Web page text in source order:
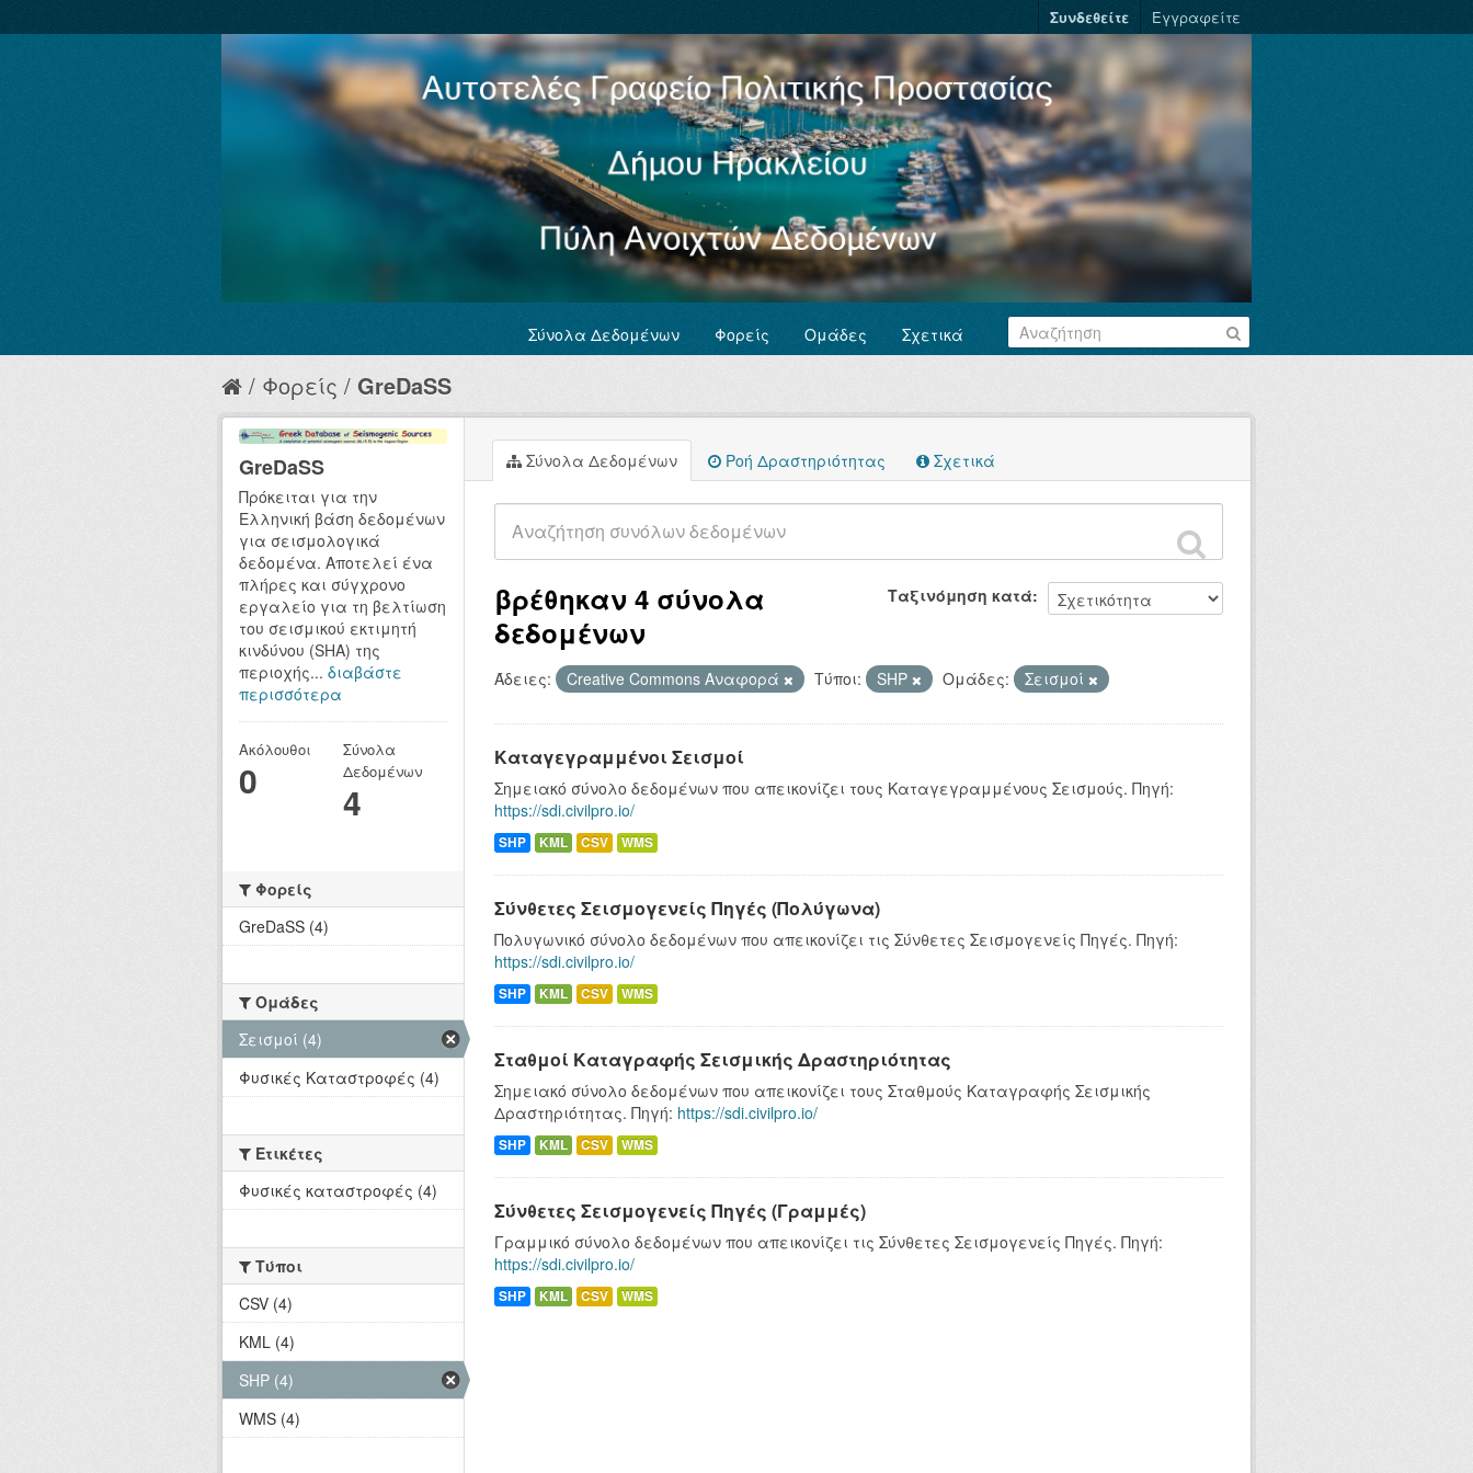
Συνδεθείτε Εγγραφείτε
Σύνολα Δεδομένων Φορείς Ομάδες Σχετικά
Φορείς GreDaSS
Σύνολα Δεδομένων Ροή Δραστηριότητας Σχετικά
Ταξινόμηση κατά
βρέθηκαν 4 σύνολα
δεδομένων
Άδειες: Creative Commons Αναφορά Τύποι: SHP Ομάδες: Σεισμοί
Καταγεγραμμένοι Σεισμοί
Σημειακό σύνολο δεδομένων που απεικονίζει τους Καταγεγραμμένους Σεισμούς. Πηγή:
https://sdi.civilpro.io/
SHP KML CSV WMS
Σύνθετες Σεισμογενείς Πηγές (Πολύγωνα)
Πολυγωνικό σύνολο δεδομένων που απεικονίζει τις Σύνθετες Σεισμογενείς Πηγές. Πηγή:
https://sdi.civilpro.io/
SHP KML CSV WMS
Σταθμοί Καταγραφής Σεισμικής Δραστηριότητας
Σημειακό σύνολο δεδομένων που απεικονίζει τους Σταθμούς Καταγραφής Σεισμικής
Δραστηριότητας. Πηγή: https://sdi.civilpro.io/
SHP KML CSV WMS
Σύνθετες Σεισμογενείς Πηγές (Γραμμές)
Γραμμικό σύνολο δεδομένων που απεικονίζει τις Σύνθετες Σεισμογενείς Πηγές. Πηγή:
https://sdi.civilpro.io/
SHP KML CSV WMS
GreDaSS
Πρόκειται για την
Ελληνική βάση δεδομένων
για σεισμολογικά
δεδομένα. Αποτελεί ένα
πλήρες και σύγχρονο
εργαλείο για τη βελτίωση
του σεισμικού εκτιμητή
κινδύνου (SHA) της
περιοχής... διαβάστε
περισσότερα
Ακόλουθοι
0
Σύνολα
Δεδομένων
4
Φορείς
GreDaSS (4)
Ομάδες
Σεισμοί (4)
Φυσικές Καταστροφές (4)
Ετικέτες
Φυσικές καταστροφές (4)
Τύποι
CSV (4)
KML (4)
SHP (4)
WMS (4)